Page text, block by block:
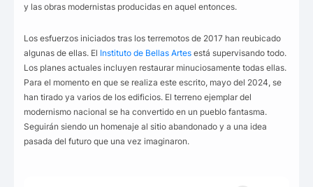
y las obras modernistas producidas en aquel entonces.
Los esfuerzos iniciados tras los terremotos de 2017 han reubicado
algunas de ellas. El Instituto de Bellas Artes está supervisando todo.
Los planes actuales incluyen restaurar minuciosamente todas ellas.
Para el momento en que se realiza este escrito, mayo del 2024, se
han tirado ya varios de los edificios. El terreno ejemplar del
modernismo nacional se ha convertido en un pueblo fantasma.
Seguirán siendo un homenaje al sitio abandonado y a una idea
pasada del futuro que una vez imaginaron.